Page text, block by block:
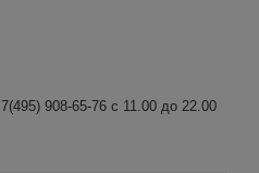
908-65-76 с 11.00 до 22.00